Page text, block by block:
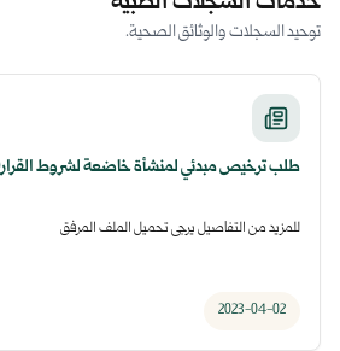
توحيد السجلات والوثائق الصحية.
طلب ترخيص مبدئي لمنشأة خاضعة لشروط القرار10/ت
للمزيد من التفاصيل يرجى تحميل الملف المرفق
2023-04-02